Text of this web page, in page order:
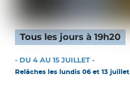
Tous les jours à 19h20
- DU 4 AU 15 JUILLET -
Relâches les lundis 06 et 13 juillet